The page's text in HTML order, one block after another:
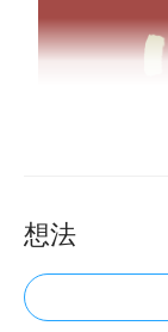
想法